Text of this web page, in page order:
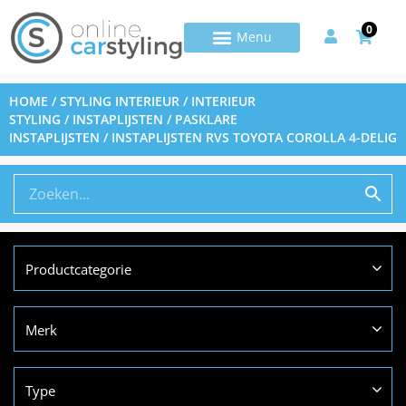
0
HOME /STYLING INTERIEUR / INTERIEUR
STYLING / INSTAPLIJSTEN / PASKLARE
INSTAPLIJSTEN / INSTAPLIJSTEN RVS TOYOTA COROLLA 4-DELIG
Productcategorie
Merk
Type